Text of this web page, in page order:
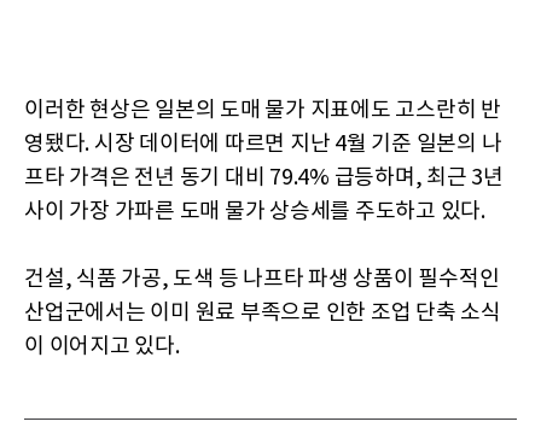
이러한 현상은 일본의 도매 물가 지표에도 고스란히 반
영됐다. 시장 데이터에 따르면 지난 4월 기준 일본의 나
프타 가격은 전년 동기 대비 79.4% 급등하며, 최근 3년
사이 가장 가파른 도매 물가 상승세를 주도하고 있다.
건설, 식품 가공, 도색 등 나프타 파생 상품이 필수적인
산업군에서는 이미 원료 부족으로 인한 조업 단축 소식
이 이어지고 있다.